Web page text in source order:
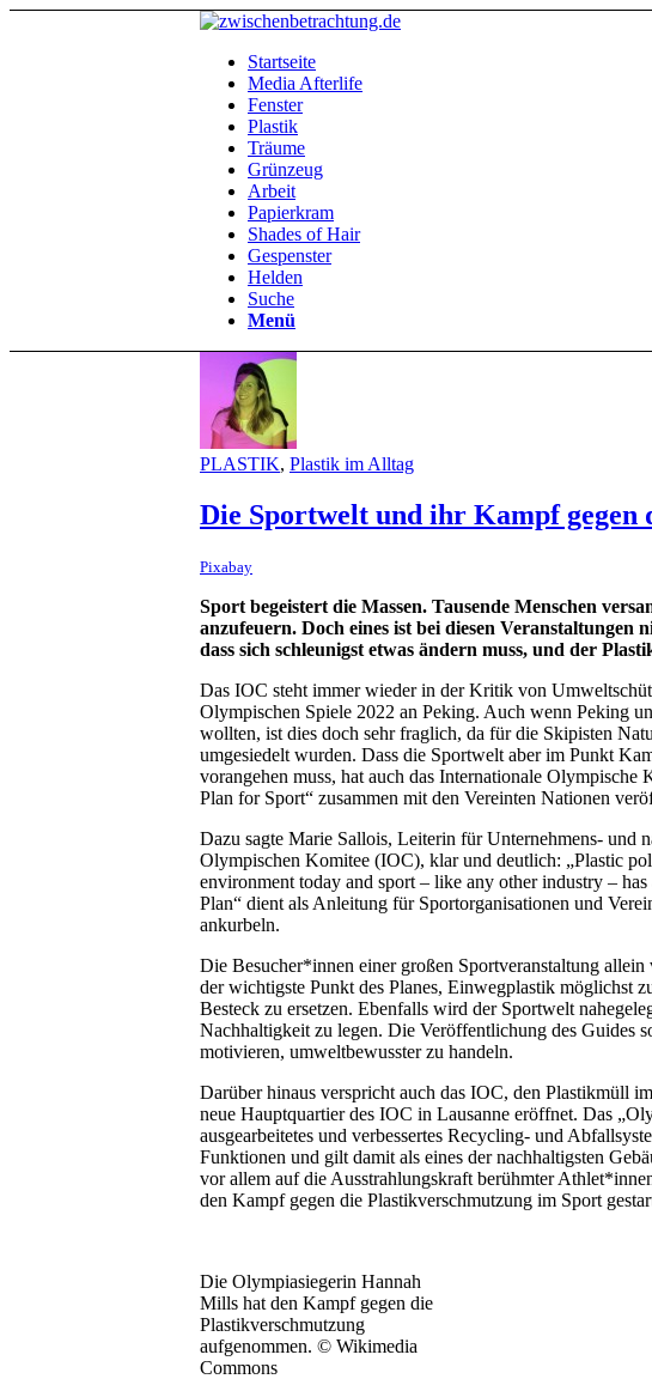
Startseite
Media Afterlife
Fenster
Plastik
Träume
Grünzeug
Arbeit
Papierkram
Shades of Hair
Gespenster
Helden
Suche
Menü
PLASTIK, Plastik im Alltag
Die Sportwelt und ihr Kampf gegen
Pixabay
Sport begeistert die Massen. Tausende Menschen
anzufeuern. Doch eines ist bei diesen
dass sich schleunigst etwas ändern muss, und der
Das IOC steht immer wieder in der Kritik von
Olympischen Spiele 2022 an Peking. Auch wenn Peking
wollten, ist dies doch sehr fraglich, da für die Skipisten
umgesiedelt wurden. Dass die Sportwelt aber im Punkt
vorangehen muss, hat auch das Internationale
Plan for Sport“ zusammen mit den Vereinten Nationen
Dazu sagte Marie Sallois, Leiterin für Unternehmens- und
Olympischen Komitee (IOC), klar und deutlich: „Plastic
environment today and sport – like any other industry –
Plan“ dient als Anleitung für Sportorganisationen und
ankurbeln.
Die Besucher*innen einer großen Sportveranstaltung
der wichtigste Punkt des Planes, Einwegplastik möglichst
Besteck zu ersetzen. Ebenfalls wird der Sportwelt
Nachhaltigkeit zu legen. Die Veröffentlichung des Guides
motivieren, umweltbewusster zu handeln.
Darüber hinaus verspricht auch das IOC, den Plastikmüll
neue Hauptquartier des IOC in Lausanne eröffnet. Das
ausgearbeitetes und verbessertes Recycling- und
Funktionen und gilt damit als eines der nachhaltigsten
vor allem auf die Ausstrahlungskraft berühmter
den Kampf gegen die Plastikverschmutzung im Sport
Die Olympiasiegerin Hannah
Mills hat den Kampf gegen die
Plastikverschmutzung
aufgenommen. © Wikimedia
Commons